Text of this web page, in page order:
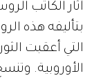
أثار الكاتب
بتأليفه هذه
التي أعقبت
الأوروبية.